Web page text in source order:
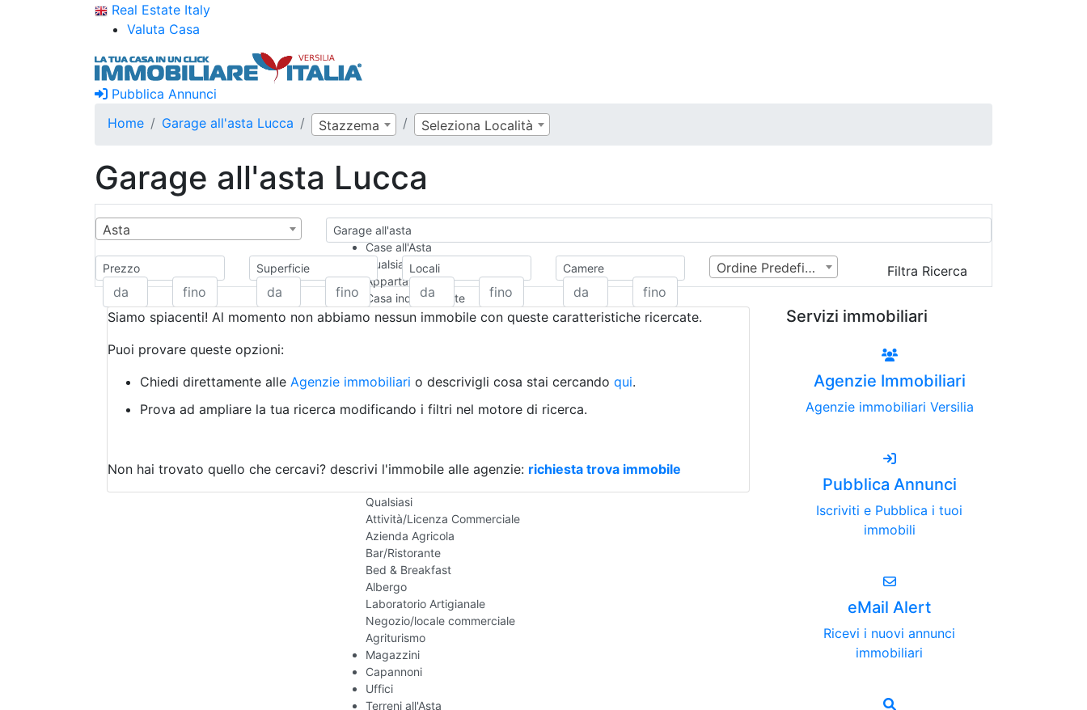
Real Estate Italy
Valuta Casa
Pubblica Annunci
Home
Garage all'asta Lucca Stazzema Seleziona Località
Garage all'asta Lucca
Asta
Garage all'asta
Case all'Asta
Qualsiasi
Appartamento
Casa indipendente
Casa Semi-indipendente
Rustico/Casale
Camera d'Albergo
Box/Garage
Qualsiasi
Attività/Licenza Commerciale
Azienda Agricola
Bar/Ristorante
Bed & Breakfast
Albergo
Laboratorio Artigianale
Negozio/locale commerciale
Agriturismo
Magazzini
Capannoni
Uffici
Terreni all'Asta
Prezzo Superficie Locali Camere Ordine Predefinito Filtra Ricerca
Siamo spiacenti! Al momento non abbiamo nessun immobile con queste caratteristiche ricercate.
Puoi provare queste opzioni:
Chiedi direttamente alle Agenzie immobiliari o descrivigli cosa stai cercando qui.
Prova ad ampliare la tua ricerca modificando i filtri nel motore di ricerca.
Non hai trovato quello che cercavi? descrivi l'immobile alle agenzie: richiesta trova immobile
Servizi immobiliari
Agenzie Immobiliari
Agenzie immobiliari Versilia
Pubblica Annunci
Iscriviti e Pubblica i tuoi
immobili
eMail Alert
Ricevi i nuovi annunci
immobiliari